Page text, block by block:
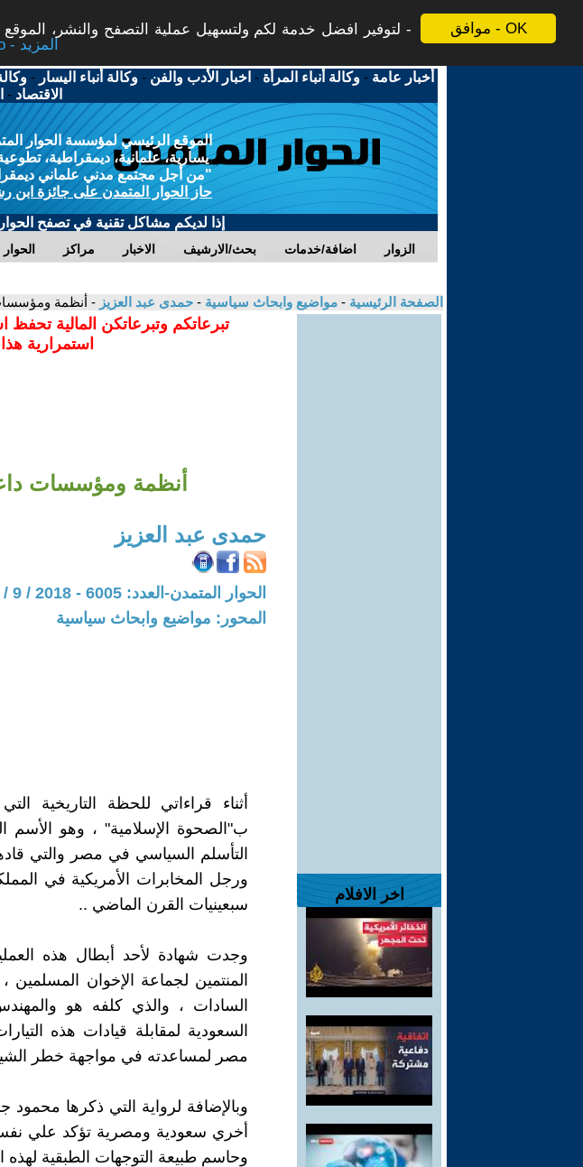
موافق - OK
لتوفير افضل خدمة لكم ولتسهيل عملية التصفح والنشر،
More info - المزيد
أخبار عامة -وكالة أنباء المرأة - اخبار الأدب والفن -وكالة أنباء اليسار -
الاقتصاد -
الموقع الرئيسي لمؤسسة الحوار
يسارية، علمانية، ديمقراطية،
"من أجل مجتمع مدني علماني
حاز الحوار المتمدن على جائزة ابن
إذا لديكم مشاكل تقنية في تصفح
مراكز الاخبار بحث/الارشيف اضافة/خدمات الزوار
الصفحة الرئيسية - مواضيع وابحاث سياسية - حمدى عبد العزيز - أنظمة
اخر الافلام
تبرعاتكم وتبرعاتكن المالية
استمرارية
أنظمة ومؤسسات
حمدى عبد العزيز
الحوار المتمدن-العدد: 6005 - 2018 / 9 / 26 - 14:16
المحور: مواضيع وابحاث سياسية
أثناء قراءاتي للحظة
ب"الصحوة الإسلامية" ، وهو الأسم
التأسلم السياسي في مصر والتي
ورجل المخابرات الأمريكية في
سبعينيات القرن الماضي ..
وجدت شهادة لأحد أبطال هذه
المنتمين لجماعة الإخوان
السادات ، والذي كلفه هو
السعودية لمقابلة قيادات هذه
مصر لمساعدته في مواجهة خطر
وبالإضافة لرواية التي ذكرها
أخري سعودية ومصرية تؤكد علي نفس
وحاسم طبيعة التوجهات الطبقية لهذه